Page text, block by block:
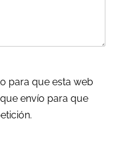
para que esta web
envío para que